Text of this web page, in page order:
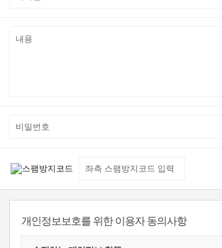
개인정보보호를 위한 이용자 동의사항